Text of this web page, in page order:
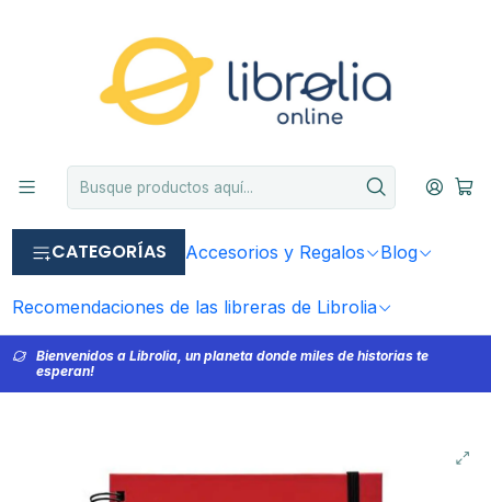
CATEGORÍAS Accesorios y Regalos Blog
Recomendaciones de las libreras de Librolia
Bienvenidos a Librolia, un planeta donde miles de historias te
esperan!